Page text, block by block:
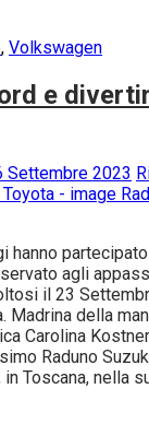
, Volkswagen
e
Settembre 2023
hanno
agli
il 23
Madrina della
Carolina
Raduno
Toscana, nella